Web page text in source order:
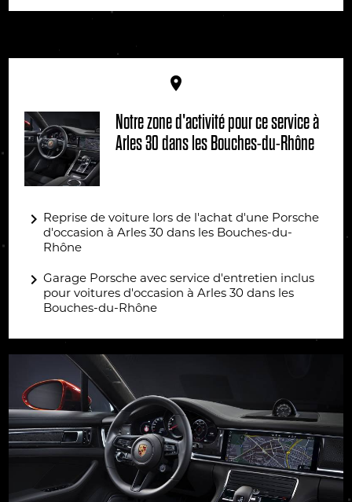
place
Notre zone d'activité pour ce service à
Arles 30 dans les Bouches-du-Rhône
navigate_next Reprise de voiture lors de l'achat d'une Porsche
d'occasion à Arles 30 dans les Bouches-du-
Rhône
navigate_nextGarage Porsche avec service d'entretien inclus
pour voitures d'occasion à Arles 30 dans les
Bouches-du-Rhône